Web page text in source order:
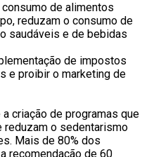
de alimentos
reduzam o consumo de
saudáveis e de bebidas
de impostos
e proibir o marketing de
criação de programas que
o sedentarismo
Mais de 80% dos
recomendação de 60